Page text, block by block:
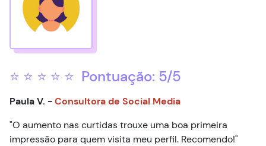
⭐ ⭐ ⭐ ⭐ ⭐ Pontuação: 5/5
Paula V. -Consultora de Social Media
"O aumento nas curtidas trouxe uma boa primeira
impressão para quem visita meu perfil. Recomendo!"